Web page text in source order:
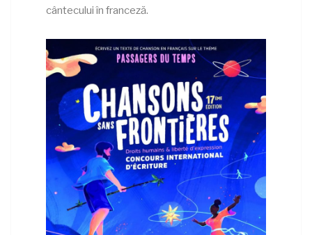
cântecului în franceză.